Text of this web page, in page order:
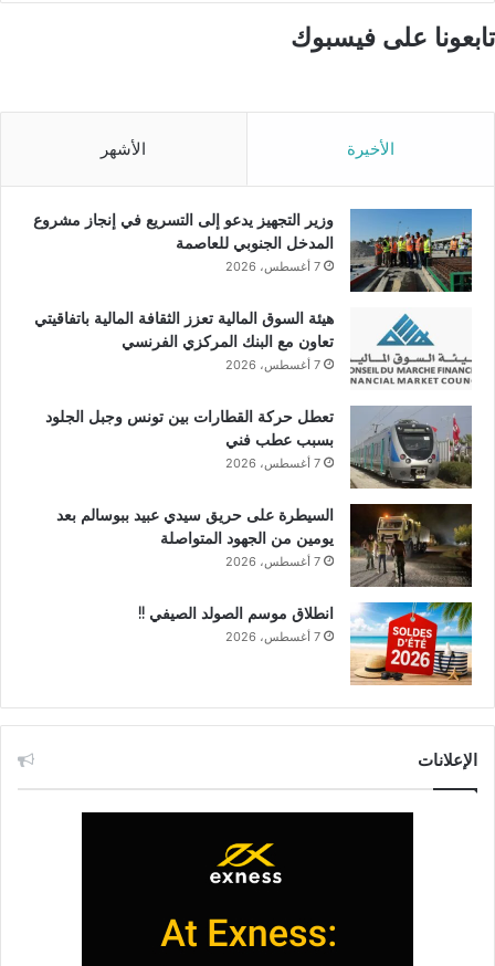
تابعونا على فيسبوك
الأخيرة الأشهر
وزير التجهيز يدعو إلى التسريع في إنجاز مشروع
المدخل الجنوبي للعاصمة
7 أغسطس، 2026
هيئة السوق المالية تعزز الثقافة المالية باتفاقيتي
تعاون مع البنك المركزي الفرنسي
7 أغسطس، 2026
تعطل حركة القطارات بين تونس وجبل الجلود
بسبب عطب فني
7 أغسطس، 2026
السيطرة على حريق سيدي عبيد ببوسالم بعد
يومين من الجهود المتواصلة
7 أغسطس، 2026
انطلاق موسم الصولد الصيفي !!
7 أغسطس، 2026
الإعلانات